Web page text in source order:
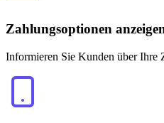
Zahlungsoptionen
Informieren Sie Kunden über Ihre